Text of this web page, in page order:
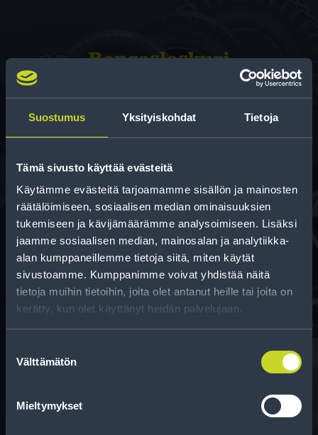
Suostumus Yksityiskohdat Tietoja
Tämä sivusto käyttää evästeitä
Käytämme evästeitä tarjoamamme sisällön ja mainosten
räätälöimiseen, sosiaalisen median ominaisuuksien
tukemiseen ja kävijämäärämme analysoimiseen. Lisäksi
jaamme sosiaalisen median, mainosalan ja analytiikka-
alan kumppaneillemme tietoja siitä, miten käytät
sivustoamme. Kumppanimme voivat yhdistää näitä
tietoja muihin tietoihin, joita olet antanut heille tai joita on
kerätty, kun olet käyttänyt heidän palvelujaan.
valinta
Välttämätön
Mieltymykset
Rengas­laskuri
Auttaa sinua valitsemaan oikean kokoisen renkaan,
kun vaihdat rengaskokoa.
Rahoitus
Tee ostoksesi RengasCenter-tilillä. Saat
maksuaikaa renkaillesi.